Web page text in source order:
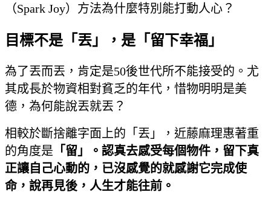
（Spark Joy）方法為什麼特別能打動人心？
目標不是「丟」，是「留下幸福」
為了丟而丟，肯定是50後世代所不能接受的。尤
其成長於物資相對貧乏的年代，惜物明明是美
德，為何能說丟就丟？
相較於斷捨離字面上的「丟」，近藤麻理惠著重
的角度是 「留」。認真去感受每個物件，留下真
正讓自己心動的，已沒感覺的就感謝它完成使
命，說再見後，人生才能往前。